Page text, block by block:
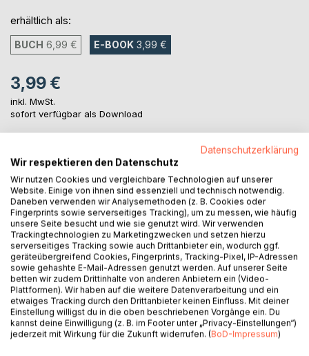
erhältlich als:
BUCH 6,99 € E-BOOK 3,99 €
3,99 €
inkl. MwSt.
sofort verfügbar als Download
IN DEN WARENKORB
Auf die Merkliste
Titel bewerten
BESCHREIBUNG
Datenschutzerklärung
Wir respektieren den Datenschutz
Wir nutzen Cookies und vergleichbare Technologien auf unserer
Website. Einige von ihnen sind essenziell und technisch notwendig.
Daneben verwenden wir Analysemethoden (z. B. Cookies oder
Fingerprints sowie serverseitiges Tracking), um zu messen, wie häufig
unsere Seite besucht und wie sie genutzt wird. Wir verwenden
Trackingtechnologien zu Marketingzwecken und setzen hierzu
serverseitiges Tracking sowie auch Drittanbieter ein, wodurch ggf.
geräteübergreifend Cookies, Fingerprints, Tracking-Pixel, IP-Adressen
sowie gehashte E-Mail-Adressen genutzt werden. Auf unserer Seite
betten wir zudem Drittinhalte von anderen Anbietern ein (Video-
Plattformen). Wir haben auf die weitere Datenverarbeitung und ein
etwaiges Tracking durch den Drittanbieter keinen Einfluss. Mit deiner
Einstellung willigst du in die oben beschriebenen Vorgänge ein. Du
kannst deine Einwilligung (z. B. im Footer unter „Privacy-Einstellungen“)
jederzeit mit Wirkung für die Zukunft widerrufen. (BoD-Impressum)